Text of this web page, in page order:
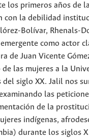
los primeros años de
con la debilidad
Bolívar, Rhenals-
como actor
de Juan Vicente
las mujeres a la
siglo XX. Jalil nos
las
de la
indígenas,
durante los siglos